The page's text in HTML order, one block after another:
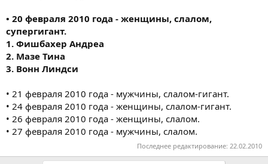
• 20 февраля 2010 года - женщины, слалом,
супергигант.
1. Фишбахер Андреа
2. Мазе Тина
3. Вонн Линдси
• 21 февраля 2010 года - мужчины, слалом-гигант.
• 24 февраля 2010 года - женщины, слалом-гигант.
• 26 февраля 2010 года - женщины, слалом.
• 27 февраля 2010 года - мужчины, слалом.
Последнее редактирование: 22.02.2010